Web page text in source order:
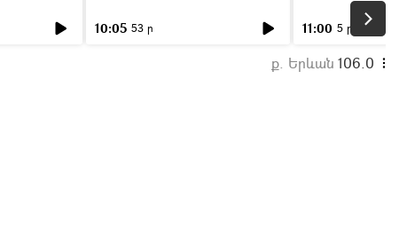
10:05 53 ր 11:00 5 ր
ք. Երևան 106.0